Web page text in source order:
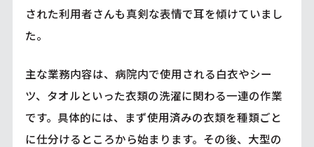
された利用者さんも真剣な表情で耳を傾けていまし
た。
主な業務内容は、病院内で使用される白衣やシー
ツ、タオルといった衣類の洗濯に関わる一連の作業
です。具体的には、まず使用済みの衣類を種類ごと
に仕分けるところから始まります。その後、大型の